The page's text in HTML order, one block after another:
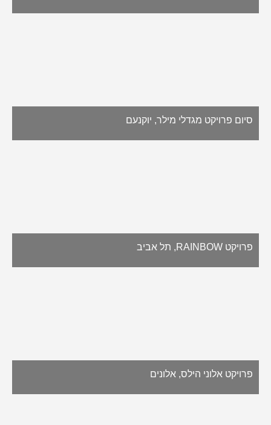
סיום פרויקט מגדלי מילר, יוקנעם
פרויקט RAINBOW, תל אביב
פרויקט אלוני הילס, אלונים